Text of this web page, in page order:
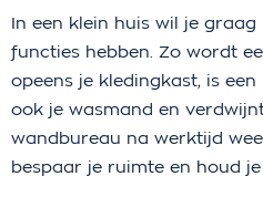
In een klein huis wil je
functies hebben. Zo wordt
opeens je kledingkast, is
ook je wasmand en
wandbureau na werktijd
bespaar je ruimte en houd